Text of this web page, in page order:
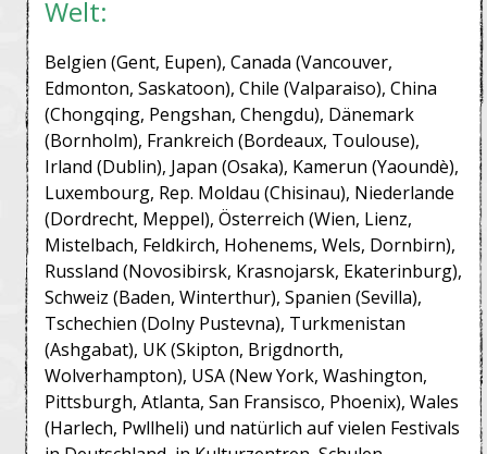
Welt:
Belgien (Gent, Eupen), Canada (Vancouver,
Edmonton, Saskatoon), Chile (Valparaiso), China
(Chongqing, Pengshan, Chengdu), Dänemark
(Bornholm), Frankreich (Bordeaux, Toulouse),
Irland (Dublin), Japan (Osaka), Kamerun (Yaoundè),
Luxembourg, Rep. Moldau (Chisinau), Niederlande
(Dordrecht, Meppel), Österreich (Wien, Lienz,
Mistelbach, Feldkirch, Hohenems, Wels, Dornbirn),
Russland (Novosibirsk, Krasnojarsk, Ekaterinburg),
Schweiz (Baden, Winterthur), Spanien (Sevilla),
Tschechien (Dolny Pustevna), Turkmenistan
(Ashgabat), UK (Skipton, Brigdnorth,
Wolverhampton), USA (New York, Washington,
Pittsburgh, Atlanta, San Fransisco, Phoenix), Wales
(Harlech, Pwllheli) und natürlich auf vielen Festivals